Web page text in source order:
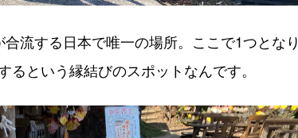
流する日本で唯一の場所。ここで1つとなり
という縁結びのスポットなんです。